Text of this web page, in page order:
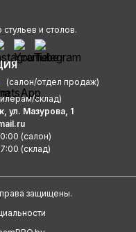
и столов.
(салон/отдел продаж)
склад)
ул. Мазурова, 1
(салон)
(склад)
защищены.